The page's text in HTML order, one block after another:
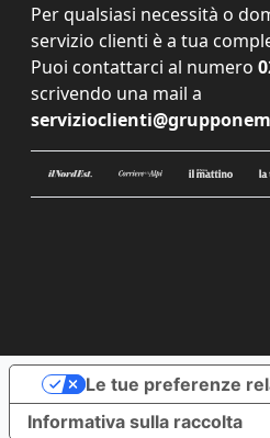
Per qualsiasi necessità o
servizio clienti è a tua
Puoi contattarci al numero
scrivendo una mail a
Informativa sulla raccolta
Le tue preferenze